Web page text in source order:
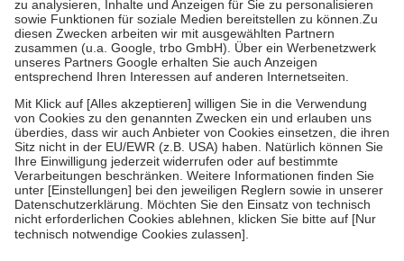
Bei Heilmitteln und häuslicher Krankenpflege beträgt die
Zuzahlung zehn Prozent der Kosten sowie zehn Euro je
Verordnung.
Um das Engagement der Versicherten für ihre eigene Gesundheit zu
stärken und die besondere Stellung der Familie zu unterstützen,
fallenkeine Zuzahlungenan bei:
• Kindern und Jugendlichen bis zum vollendeten 18. Lebensjahr
mit Ausnahme der Fahrkosten
• Untersuchungen zur Vorsorge und Früherkennung, die von der
GKV getragen werden
• empfohlenen Schutzimpfungen
• Harn- und Blutteststreifen